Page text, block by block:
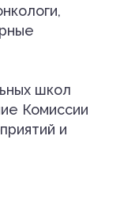
школ
Комиссии
и